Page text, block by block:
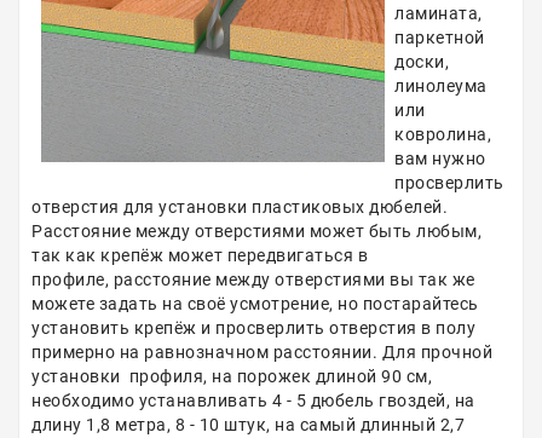
ламината,
паркетной
доски,
линолеума
или
ковролина,
вам нужно
просверлить
отверстия для установки пластиковых дюбелей.
Расстояние между отверстиями может быть любым,
так как крепёж может передвигаться в
профиле, расстояние между отверстиями вы так же
можете задать на своё усмотрение, но постарайтесь
установить крепёж и просверлить отверстия в полу
примерно на равнозначном расстоянии. Для прочной
установки профиля, на порожек длиной 90 см,
необходимо устанавливать 4 - 5 дюбель гвоздей, на
длину 1,8 метра, 8 - 10 штук, на самый длинный 2,7